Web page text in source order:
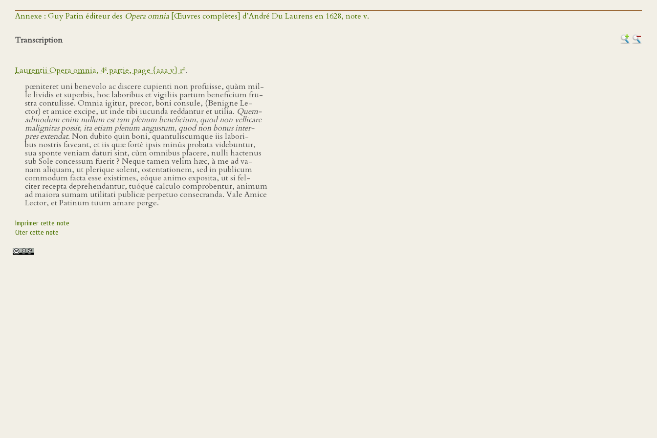
Annexe : Guy Patin éditeur des Opera omnia [Œuvres complètes] d’André Du Laurens en 1628, note v.
Transcription
Laurentii Opera omnia, 4epartie, page {aaa v} ro.
pœniteret uni benevolo ac discere cupienti non profuisse, quàm mil-
le lividis et superbis, hoc laboribus et vigiliis partum beneficium fru-
stra contulisse. Omnia igitur, precor, boni consule, (Benigne Le-
ctor) et amice excipe, ut inde tibi iucunda reddantur et utilia. Quem-
admodum enim nullum est tam plenum beneficium, quod non vellicare
malignitas possit, ita etiam plenum angustum, quod non bonus inter-
pres extendat. Non dubito quin boni, quantuliscumque iis labori-
bus nostris faveant, et iis quæ fortè ipsis minùs probata videbuntur,
sua sponte veniam daturi sint, cùm omnibus placere, nulli hactenus
sub Sole concessum fuerit ? Neque tamen velim hæc, à me ad va-
nam aliquam, ut plerique solent, ostentationem, sed in publicum
commodum facta esse existimes, eóque animo exposita, ut si fel-
citer recepta deprehendantur, tuóque calculo comprobentur, animum
ad maiora sumam utilitati publicæ perpetuo consecranda. Vale Amice
Lector, et Patinum tuum amare perge.
Imprimer cette note
Citer cette note